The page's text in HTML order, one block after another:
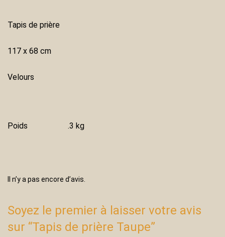
Tapis de prière
117 x 68 cm
Velours
Poids .3 kg
Il n’y a pas encore d’avis.
Soyez le premier à laisser votre avis
sur “Tapis de prière Taupe”